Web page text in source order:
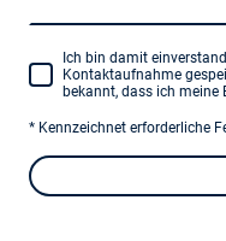
Ich bin damit
Kontaktaufnahme
bekannt, dass ich meine
* Kennzeichnet erforderliche